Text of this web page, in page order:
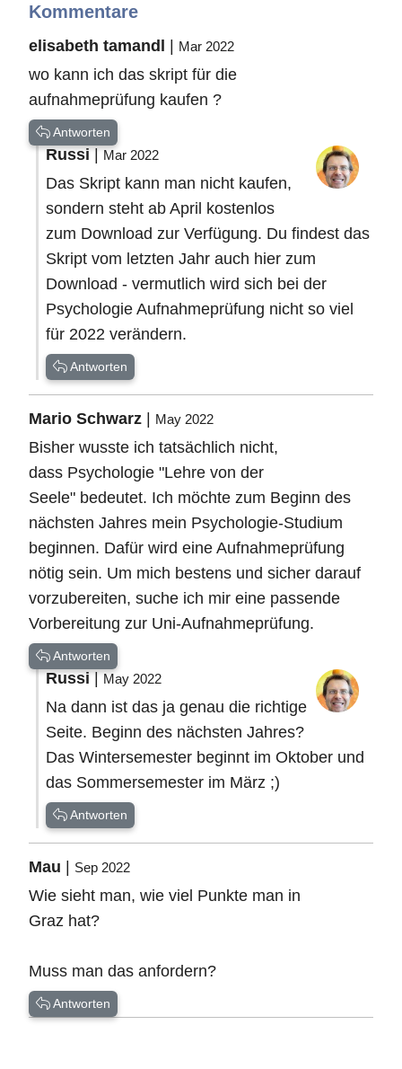
Kommentare
elisabeth tamandl | Mar 2022
wo kann ich das skript für die
aufnahmeprüfung kaufen ?
Antworten
Russi|Mar 2022
Das Skript kann man nicht kaufen,
sondern steht ab April kostenlos
zum Download zur Verfügung. Du findest das
Skript vom letzten Jahr auch hier zum
Download - vermutlich wird sich bei der
Psychologie Aufnahmeprüfung nicht so viel
für 2022 verändern.
Antworten
Mario Schwarz | May 2022
Bisher wusste ich tatsächlich nicht,
dass Psychologie "Lehre von der
Seele" bedeutet. Ich möchte zum Beginn des
nächsten Jahres mein Psychologie-Studium
beginnen. Dafür wird eine Aufnahmeprüfung
nötig sein. Um mich bestens und sicher darauf
vorzubereiten, suche ich mir eine passende
Vorbereitung zur Uni-Aufnahmeprüfung.
Antworten
Russi|May 2022
Na dann ist das ja genau die richtige
Seite. Beginn des nächsten Jahres?
Das Wintersemester beginnt im Oktober und
das Sommersemester im März ;)
Antworten
Mau | Sep 2022
Wie sieht man, wie viel Punkte man in
Graz hat?
Muss man das anfordern?
Antworten